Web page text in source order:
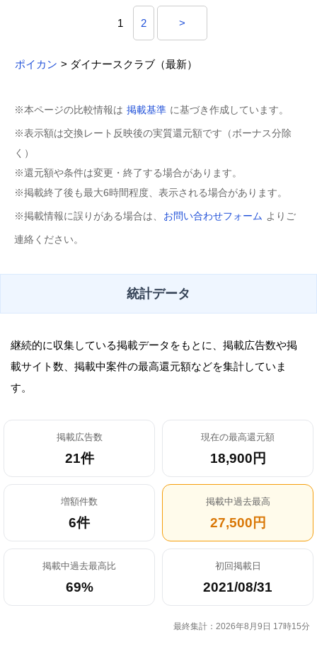
1 2 >
ポイカン > ダイナースクラブ（最新）
※本ページの比較情報は 掲載基準 に基づき作成しています。
※表示額は交換レート反映後の実質還元額です（ボーナス分除
く）
※還元額や条件は変更・終了する場合があります。
※掲載終了後も最大6時間程度、表示される場合があります。
※掲載情報に誤りがある場合は、 お問い合わせフォーム よりご
連絡ください。
統計データ
継続的に収集している掲載データをもとに、掲載広告数や掲
載サイト数、掲載中案件の最高還元額などを集計していま
す。
掲載広告数
21件
現在の最高還元額
18,900円
増額件数
6件
掲載中過去最高
27,500円
掲載中過去最高比
69%
初回掲載日
2021/08/31
最終集計：2026年8月9日 17時15分